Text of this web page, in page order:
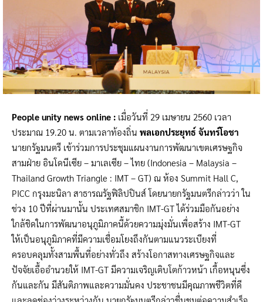
People unity news online : เมื่อวันที่ 29 เมษายน 2560 เวลา
ประมาณ 19.20 น. ตามเวลาท้องถิ่น พลเอกประยุทธ์ จันทร์โอชา
นายกรัฐมนตรี เข้าร่วมการประชุมแผนงานการพัฒนาเขตเศรษฐกิจ
สามฝ่าย อินโดนีเซีย – มาเลเซีย – ไทย (Indonesia – Malaysia –
Thailand Growth Triangle : IMT – GT) ณ ห้อง Summit Hall C,
PICC กรุงมะนิลา สาธารณรัฐฟิลิปปินส์ โดยนายกรัฐมนตรีกล่าวว่า ใน
ช่วง 10 ปีที่ผ่านมานั้น ประเทศสมาชิก IMT-GT ได้ร่วมมือกันอย่าง
ใกล้ชิดในการพัฒนาอนุภูมิภาคนี้ด้วยความมุ่งมั่นเพื่อสร้าง IMT-GT
ให้เป็นอนุภูมิภาคที่มีความเชื่อมโยงถึงกันตามแนวระเบียงที่
ครอบคลุมทั้งสามพื้นที่อย่างทั่วถึง สร้างโอกาสทางเศรษฐกิจและ
ปัจจัยเอื้ออำนวยให้ IMT-GT มีความเจริญเติบโตก้าวหน้า เกื้อหนุนซึ่ง
กันและกัน มีสันติภาพและความมั่นคง ประชาชนมีคุณภาพชีวิตที่ดี
และลดช่องว่างระหว่างกัน นายกรัฐมนตรีกล่าวชื่นชมต่อความสำเร็จ